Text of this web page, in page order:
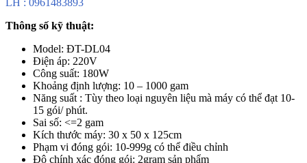
LH : 0961483893
Thông số kỹ thuật:
Model: ĐT-DL04
Điện áp: 220V
Công suất: 180W
Khoảng định lượng: 10 – 1000 gam
Năng suất : Tùy theo loại nguyên liệu mà máy có thể đạt 10-
15 gói/ phút.
Sai số: <=2 gam
Kích thước máy: 30 x 50 x 125cm
Phạm vi đóng gói: 10-999g có thể điều chỉnh
Độ chính xác đóng gói: 2gram sản phẩm